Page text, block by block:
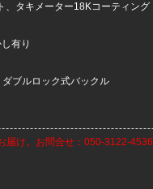
タキメーター18Kコーティング
有り
ブルロック式バックル
届け。お問合せ：050-3122-4536